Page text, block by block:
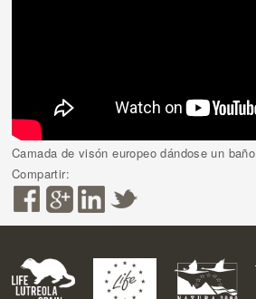
Camada de visón europeo dándose un baño
Compartir: